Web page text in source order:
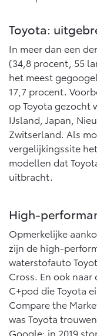
Corolla Cross
HYBRIDE
Vanaf € 39.995,-
Toyota C-HR+
BATTERIJ-ELEKTRISCH
Vanaf € 37.995,-
bZ4X
BATTERIJ-
10 jaar
Onderdelen &
Onderdelen
Accessoires
Banden
Webshop
Connected
Connected Services
MyToyota login
MyToyota App
Abonnementen
Multimedia
Connected check
Navigatie updates
Energie en slim
Verzekeren
Toyota
Toyota Hybride
Bedrijfswagens op
Financieren of
Verzekeren
Toyota:
In meer dan een
(34,8 procent, 55
het meest
17,7 procent.
op Toyota gezocht
IJsland, Japan,
Zwitserland. Als
vergelijkingssite
modellen dat
uitbracht.
High-
Opmerkelijke
zijn de high-
waterstofauto
Cross. En ook
C+pod die Toyota
Compare the
was Toyota
Google; in 2019